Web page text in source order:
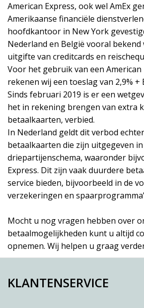
American Express, ook wel AmEx
Amerikaanse financiële
hoofdkantoor in New York
Nederland en België vooral bekend
uitgifte van creditcards en
Voor het gebruik van een
rekenen wij een toeslag van 2,9% +
Sinds februari 2019 is er een
het in rekening brengen van extra
betaalkaarten, verbied.
In Nederland geldt dit verbod
betaalkaarten die zijn uitgegeven
driepartijenschema, waaronder
Express. Dit zijn vaak duurdere
service bieden, bijvoorbeeld in de
verzekeringen en
Mocht u nog vragen hebben over
betaalmogelijkheden kunt u altijd
opnemen. Wij helpen u graag
KLANTENSERVICE